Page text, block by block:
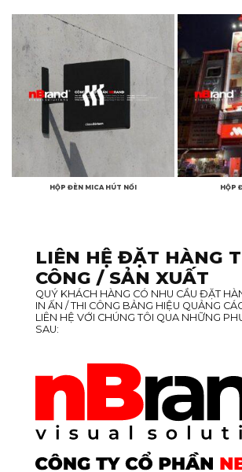
HỘP ĐÈN MICA HÚT NỔI HỘP
LIÊN HỆ ĐẶT HÀNG
CÔNG / SẢN XUẤT
QUÝ KHÁCH HÀNG CÓ NHU CẦU ĐẶT
IN ẤN / THI CÔNG BẢNG HIỆU QUẢNG
LIÊN HỆ VỚI CHÚNG TÔI QUA NHỮNG
SAU: